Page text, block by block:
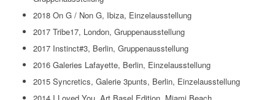
2018 On G / Non G, Ibiza, Einzelausstellung
2017 Tribe17, London, Gruppenausstellung
2017 Instinct#3, Berlin, Gruppenausstellung
2016 Galeries Lafayette, Berlin, Einzelausstellung
2015 Syncretics, Galerie 3punts, Berlin, Einzelausstellung